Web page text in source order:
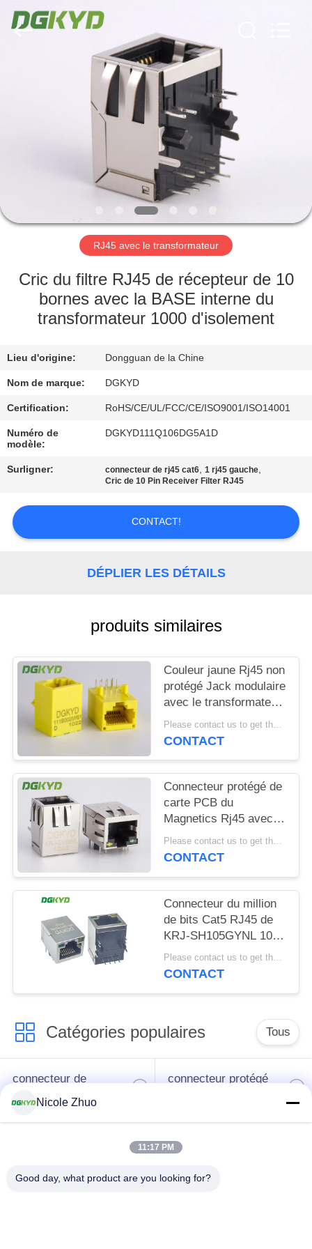
PRODUITS
AU
DE
NOUS
D'USINE
CONTRÔLE
DE
QUALITÉ
NOUS
DEMANDEZ
SITEMAP
POLITIQUE
MATIÈRE
DE
PROTECTION
VIE
PRIVÉE
Keyouda
Electronic
Technology
RJ45 avec le transformateur
Cric du filtre RJ45 de récepteur de 10
bornes avec la BASE interne du
transformateur 1000 d'isolement
Lieu d'origine: Dongguan de la Chine
Nom de marque: DGKYD
Certification: RoHS/CE/UL/FCC/CE/ISO9001/ISO14001
Numéro de
modèle:
DGKYD111Q106DG5A1D
Surligner: connecteur de rj45 cat6,1 rj45 gauche,
Cric de 10 Pin Receiver Filter RJ45
CONTACT!
DÉPLIER LES DÉTAILS
produits similaires
Couleur jaune Rj45 non
protégé Jack modulaire
avec le transformateur,
100 base - T
Please contact us to get the latest price. MOQ:1 morceau
CONTACT
Connecteur protégé de
carte PCB du
Magnetics Rj45 avec le
transformateur intégré
personnalisable
Please contact us to get the latest price. MOQ:1 morceau
CONTACT
Connecteur du million
de bits Cat5 RJ45 de
KRJ-SH105GYNL 100
avec le transformateur
pour le commutateur
Please contact us to get the latest price. MOQ:1 morceau
CONTACT
Catégories populaires Tous
connecteur de
l'Ethernet rj45
connecteur protégé
Port RJ45 simple
Nicole Zhuo
11:17 PM
Good day, what product are you looking for?